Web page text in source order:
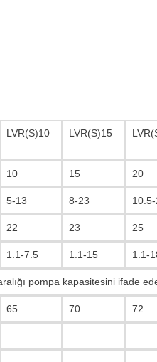
LVR(S)10 LVR(S)15
10 15 20
5-13 8-23
22 23 25
1.1-7.5 1.1-15 1.1-
pompa kapasitesini ifade
65 70 72